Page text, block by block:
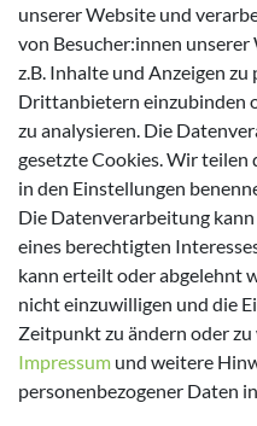
Zahlungsmöglichkeiten
Versanddienstleister
Folge uns!
unserer Website und
von Besucher:innen unserer
z.B. Inhalte und Anzeigen
Drittanbietern einzubinden
zu analysieren. Die
gesetzte Cookies. Wir
in den Einstellungen
Die Datenverarbeitung
eines berechtigten
kann erteilt oder abgelehnt
nicht einzuwilligen und die
Zeitpunkt zu ändern oder
Impressum und weitere
personenbezogener Daten